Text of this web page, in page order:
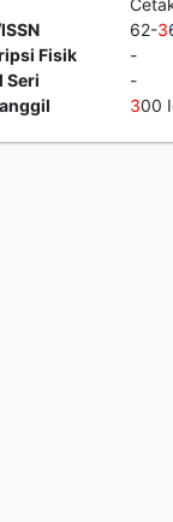
62-3
Fisik
-
Seri
-
300